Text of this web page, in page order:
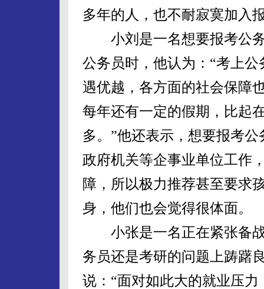
多年的人，也不耐寂寞加入
小刘是一名想要报考公务
公务员时，他认为：“考上
遇优越，各方面的社会保障
每年还有一定的假期，比起
多。”他还表示，想要报考
政府机关等企事业单位工作
障，所以极力推荐甚至要求
身，他们也会觉得很体面。
小张是一名正在紧张备战
务员还是考研的问题上踌躇
说：“面对如此大的就业压